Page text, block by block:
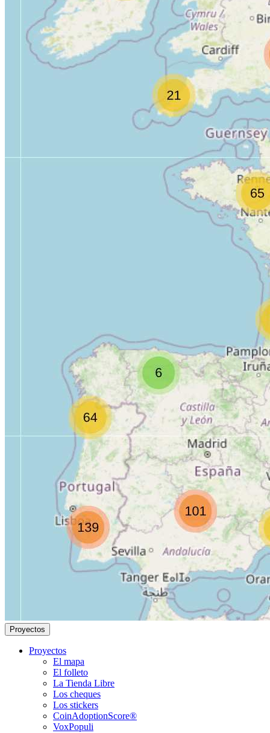
Proyectos
Proyectos
El mapa
El folleto
La Tienda Libre
Los cheques
Los stickers
CoinAdoptionScore®
VoxPopuli